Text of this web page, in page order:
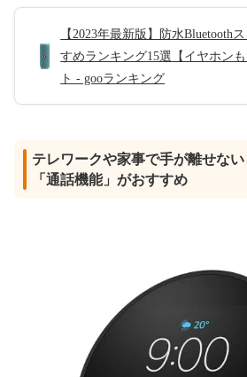
【2023年最新版】防水Bluetooth
すめランキング15選【イヤホン
ト - gooランキング
テレワークや家事で手が離せな
「通話機能」がおすすめ